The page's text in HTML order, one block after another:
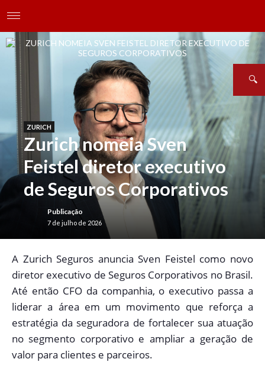
ZURICH
Zurich nomeia Sven
Feistel diretor executivo
de Seguros Corporativos
Publicação
7 de julho de 2026
A Zurich Seguros anuncia Sven Feistel como novo
diretor executivo de Seguros Corporativos no Brasil.
Até então CFO da companhia, o executivo passa a
liderar a área em um movimento que reforça a
estratégia da seguradora de fortalecer sua atuação
no segmento corporativo e ampliar a geração de
valor para clientes e parceiros.